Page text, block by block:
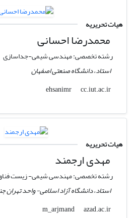
هیات تحریریه
محمدرضا احسانی
رشته تخصصی: مهندسی شیمی-جداسازی
استاد، دانشگاه صنعتی اصفهان
ehsanimr
cc.iut.ac.ir
هیات تحریریه
مهدی ارجمند
رشته تخصصی: مهندسی شیمی- زیست
استاد، دانشگاه آزاد اسلامی- واحد تهران
m_arjmand
azad.ac.ir